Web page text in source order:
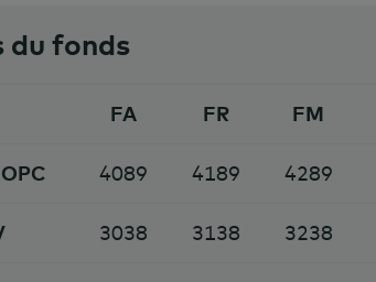
du fonds
FA FR FM
4089 4189 4289
3038 3138 3238